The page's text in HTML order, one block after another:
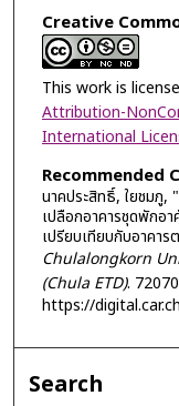
Creative
This work is
Attribution-
International
Recommended
นาคประสิทธิ์, ใยชมภู,
เปลือกอาคารชุดพักอ
เปรียบเทียบกับอาคา
Chulalongkorn
(Chula ETD).
https://
Search